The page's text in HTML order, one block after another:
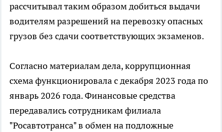
рассчитывал таким образом добиться выдачи
водителям разрешений на перевозку опасных
грузов без сдачи соответствующих экзаменов.
Согласно материалам дела, коррупционная
схема функционировала с декабря 2023 года по
январь 2026 года. Финансовые средства
передавались сотрудникам филиала
"Росавтотранса" в обмен на подложные